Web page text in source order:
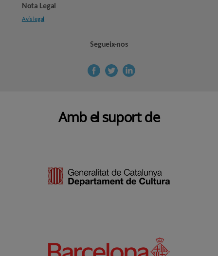
Nota Legal
Avís legal
Segueix-nos
Amb el suport de